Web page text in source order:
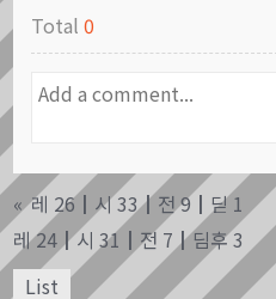
Total0
« 레 26┃시 33┃전 9┃딛 1
레 24┃시 31┃전 7┃딤후 3
List